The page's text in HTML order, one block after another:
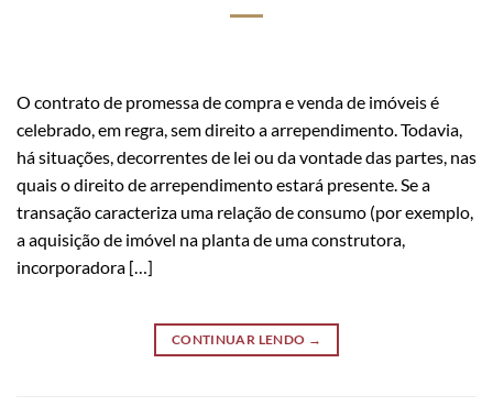
O contrato de promessa de compra e venda de imóveis é
celebrado, em regra, sem direito a arrependimento. Todavia,
há situações, decorrentes de lei ou da vontade das partes, nas
quais o direito de arrependimento estará presente. Se a
transação caracteriza uma relação de consumo (por exemplo,
a aquisição de imóvel na planta de uma construtora,
incorporadora […]
CONTINUAR LENDO →